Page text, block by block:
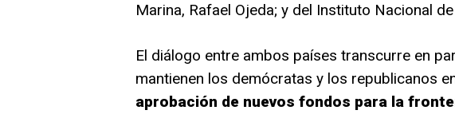
Marina, Rafael Ojeda; y del Instituto Nacional
El diálogo entre ambos países transcurre en
mantienen los demócratas y los republicanos
aprobación de nuevos fondos para la